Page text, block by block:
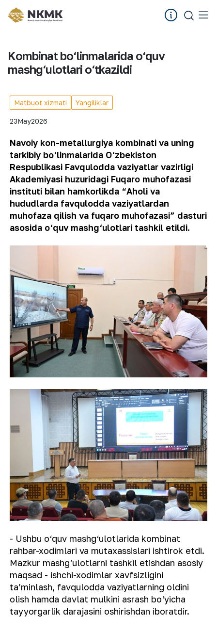
Kombinat bo‘linmalarida o‘quv
mashg‘ulotlari o‘tkazildi
Matbuot xizmati Yangiliklar
23May2026
Navoiy kon-metallurgiya kombinati va uning
tarkibiy bo‘linmalarida O‘zbekiston
Respublikasi Favqulodda vaziyatlar vazirligi
Akademiyasi huzuridagi Fuqaro muhofazasi
instituti bilan hamkorlikda “Aholi va
hududlarda favqulodda vaziyatlardan
muhofaza qilish va fuqaro muhofazasi” dasturi
asosida o‘quv mashg‘ulotlari tashkil etildi.
- Ushbu o‘quv mashg‘ulotlarida kombinat
rahbar-xodimlari va mutaxassislari ishtirok etdi.
Mazkur mashg‘ulotlarni tashkil etishdan asosiy
maqsad - ishchi-xodimlar xavfsizligini
ta’minlash, favqulodda vaziyatlarning oldini
olish hamda davlat mulkini asrash bo‘yicha
tayyorgarlik darajasini oshirishdan iboratdir.